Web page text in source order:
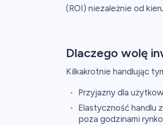
(ROI) niezależnie od
Dlaczego wolę
Kilkakrotnie handlując
Przyjazny dla
Elastyczność handlu
poza godzinami